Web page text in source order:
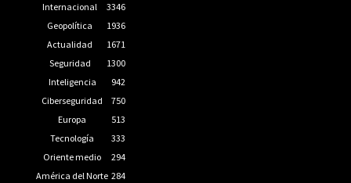
Internacional
3346
Geopolítica
1936
Actualidad
1671
Seguridad
1300
Inteligencia
942
Ciberseguridad
750
Europa
513
Tecnología
333
Oriente medio
294
América del Norte 284